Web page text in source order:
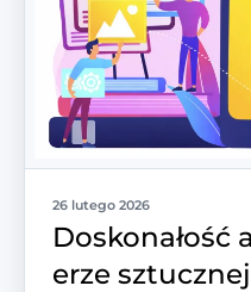
26 lutego 2026
Doskonałość
erze